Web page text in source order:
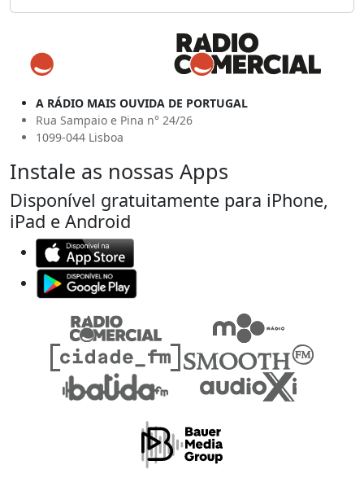
A RÁDIO MAIS OUVIDA DE PORTUGAL
Rua Sampaio e Pina n° 24/26
1099-044 Lisboa
Instale as nossas Apps
Disponível gratuitamente para iPhone,
iPad e Android